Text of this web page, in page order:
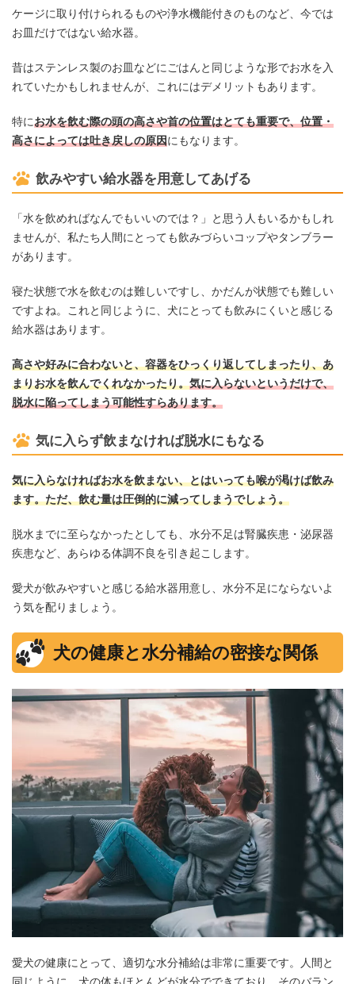
ケージに取り付けられるものや浄水機能付きのものなど、今では
お皿だけではない給水器。
昔はステンレス製のお皿などにごはんと同じような形でお水を入
れていたかもしれませんが、これにはデメリットもあります。
特にお水を飲む際の頭の高さや首の位置はとても重要で、位置・
高さによっては吐き戻しの原因にもなります。
飲みやすい給水器を用意してあげる
「水を飲めればなんでもいいのでは？」と思う人もいるかもしれ
ませんが、私たち人間にとっても飲みづらいコップやタンブラー
があります。
寝た状態で水を飲むのは難しいですし、かだんが状態でも難しい
ですよね。これと同じように、犬にとっても飲みにくいと感じる
給水器はあります。
高さや好みに合わないと、容器をひっくり返してしまったり、あ
まりお水を飲んでくれなかったり。気に入らないというだけで、
脱水に陥ってしまう可能性すらあります。
気に入らず飲まなければ脱水にもなる
気に入らなければお水を飲まない、とはいっても喉が渇けば飲み
ます。ただ、飲む量は圧倒的に減ってしまうでしょう。
脱水までに至らなかったとしても、水分不足は腎臓疾患・泌尿器
疾患など、あらゆる体調不良を引き起こします。
愛犬が飲みやすいと感じる給水器用意し、水分不足にならないよ
う気を配りましょう。
犬の健康と水分補給の密接な関係
愛犬の健康にとって、適切な水分補給は非常に重要です。人間と